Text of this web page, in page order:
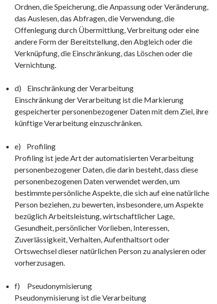
Ordnen, die Speicherung, die Anpassung oder Veränderung,
das Auslesen, das Abfragen, die Verwendung, die
Offenlegung durch Übermittlung, Verbreitung oder eine
andere Form der Bereitstellung, den Abgleich oder die
Verknüpfung, die Einschränkung, das Löschen oder die
Vernichtung.
d) Einschränkung der Verarbeitung
Einschränkung der Verarbeitung ist die Markierung
gespeicherter personenbezogener Daten mit dem Ziel, ihre
künftige Verarbeitung einzuschränken.
e) Profiling
Profiling ist jede Art der automatisierten Verarbeitung
personenbezogener Daten, die darin besteht, dass diese
personenbezogenen Daten verwendet werden, um
bestimmte persönliche Aspekte, die sich auf eine natürliche
Person beziehen, zu bewerten, insbesondere, um Aspekte
bezüglich Arbeitsleistung, wirtschaftlicher Lage,
Gesundheit, persönlicher Vorlieben, Interessen,
Zuverlässigkeit, Verhalten, Aufenthaltsort oder
Ortswechsel dieser natürlichen Person zu analysieren oder
vorherzusagen.
f) Pseudonymisierung
Pseudonymisierung ist die Verarbeitung